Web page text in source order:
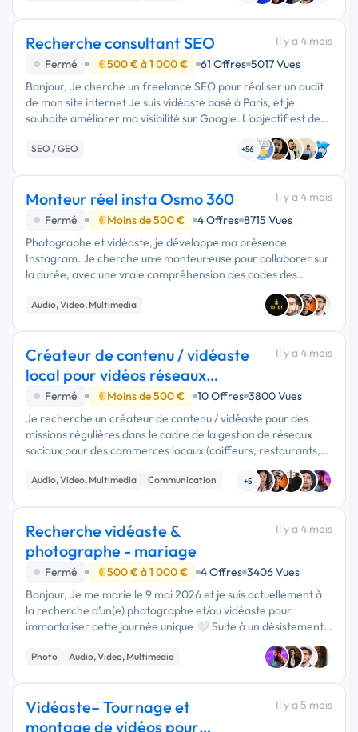
Recherche consultant SEO
Il y a 4 mois
Fermé
500 € à 1 000 € 61 Offres 5017 Vues
Bonjour, Je cherche un freelance SEO pour réaliser un audit
de mon site internet Je suis vidéaste basé à Paris, et je
souhaite améliorer ma visibilité sur Google. L’objectif est de
comprendre pourquoi mon site ressort peu sur certaines
recherches, …
SEO / GEO +56
Monteur réel insta Osmo 360
Il y a 4 mois
Fermé
Moins de 500 € 4 Offres 8715 Vues
Photographe et vidéaste, je développe ma présence
Instagram. Je cherche un·e monteur·euse pour collaborer sur
la durée, avec une vraie compréhension des codes des
réseaux sociaux et du personal branding. Ce que je …
Audio, Video, Multimedia
Créateur de contenu / vidéaste
local pour vidéos réseaux
sociaux (miss
Il y a 4 mois
Fermé Moins de 500 € 10 Offres 3800 Vues
Je recherche un créateur de contenu / vidéaste pour des
missions régulières dans le cadre de la gestion de réseaux
sociaux pour des commerces locaux (coiffeurs, restaurants,
bars, etc.). 👉 Objectif : Capturer du contenu simple, naturel
et …
Audio, Video, Multimedia
Communication
+5
Recherche vidéaste &
photographe - mariage
Il y a 4 mois
Fermé 500 € à 1 000 € 4 Offres 3406 Vues
Bonjour, Je me marie le 9 mai 2026 et je suis actuellement à
la recherche d’un(e) photographe et/ou vidéaste pour
immortaliser cette journée unique 🤍 Suite à un désistement
de dernière minute, je cherche quelqu’un de sérieux, même
étudiant(e) ou …
Photo Audio, Video, Multimedia
Vidéaste– Tournage et
montage de vidéos pour
Il y a 5 mois